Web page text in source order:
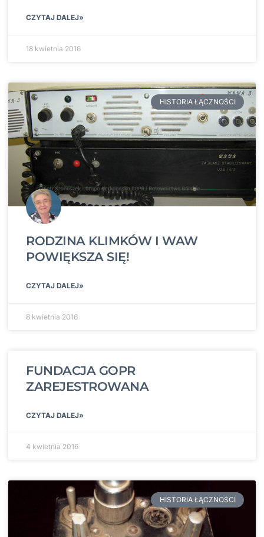
CZYTAJ DALEJ»
18 kwietnia 2016
HISTORIA ŁĄCZNOŚCI
RODZINA KLIMKÓW I WAW
POWIĘKSZA SIĘ!
CZYTAJ DALEJ»
8 kwietnia 2016
FUNDACJA GOPR
ZAREJESTROWANA
CZYTAJ DALEJ»
4 kwietnia 2016
HISTORIA ŁĄCZNOŚCI